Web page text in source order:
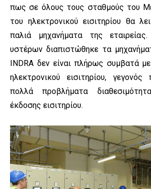
πως σε όλους τους σταθμούς του
του ηλεκτρονικού εισιτηρίου θα
παλιά μηχανήματα της
υστέρων διαπιστώθηκε τα
INDRA δεν είναι πλήρως συμβατά
ηλεκτρονικού εισιτηρίου, γεγονός
πολλά προβλήματα
έκδοσης εισιτηρίου.